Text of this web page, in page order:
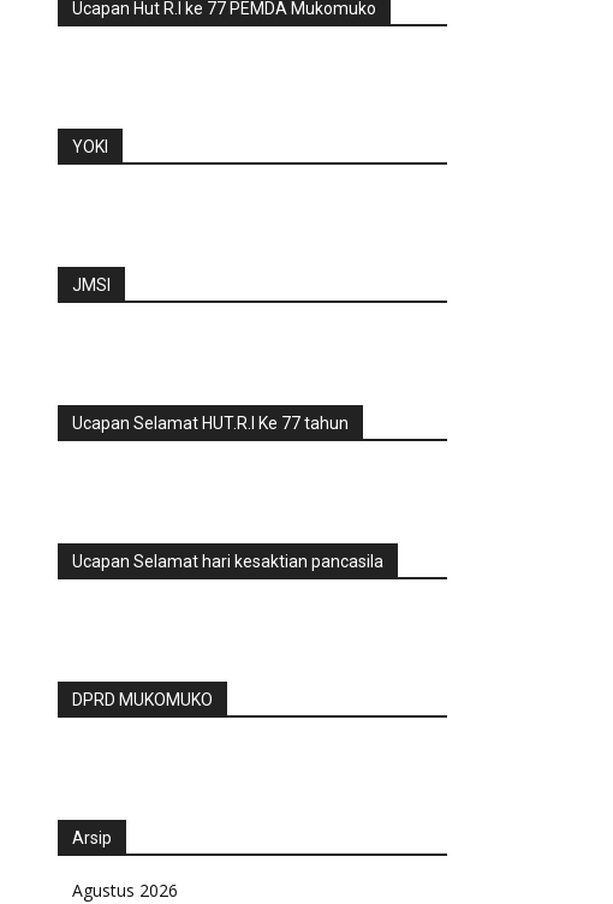
Ucapan Hut R.I ke 77 PEMDA Mukomuko
YOKI
JMSI
Ucapan Selamat HUT.R.I Ke 77 tahun
Ucapan Selamat hari kesaktian pancasila
DPRD MUKOMUKO
Arsip
Agustus 2026